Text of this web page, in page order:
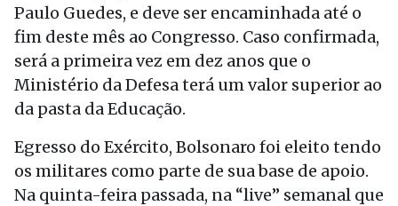
Paulo Guedes, e deve ser encaminhada até o
fim deste mês ao Congresso. Caso confirmada,
será a primeira vez em dez anos que o
Ministério da Defesa terá um valor superior ao
da pasta da Educação.
Egresso do Exército, Bolsonaro foi eleito tendo
os militares como parte de sua base de apoio.
Na quinta-feira passada, na “live” semanal que